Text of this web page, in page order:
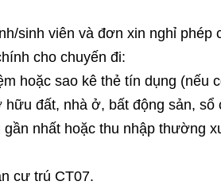
sinh viên và đơn xin nghỉ phép
cho chuyến đi:
hoặc sao kê thẻ tín dụng (nếu
đất, nhà ở, bất động sản, sổ
nhất hoặc thu nhập thường
cư trú CT07.